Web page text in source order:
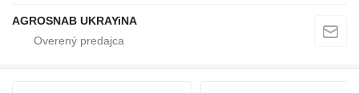
AGROSNAB UKRAYiNA